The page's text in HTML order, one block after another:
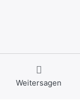
Weitersagen